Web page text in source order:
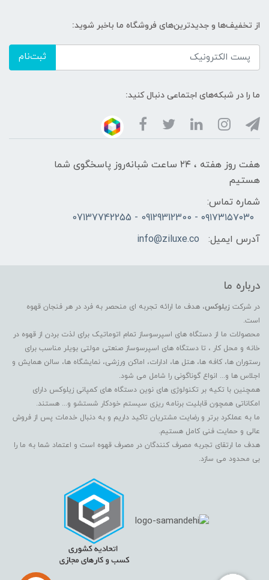
از تخفیف‌ها و جدیدترین‌های فروشگاه ما باخبر شوید:
ثبت‌نام
ما را در شبکه‌های اجتماعی دنبال کنید:
هفت روز هفته ، ۲۴ ساعت شبانه‌روز پاسخگوی شما
هستیم
شماره تماس:
۰۹۱۷۳۱۵۷۰۳۰ - 09129312300 - 07137742255
آدرس ایمیل:
info@ziluxe.co
درباره ما
در شرکت زیلوکس، هدف ما ارائه تجربه ای منحصر به فرد در هر فنجان قهوه
است.
محصولات ما از دستگاه های اسپرسوساز تمام اتوماتیک برای لذت بردن از قهوه در
خانه و محل کار ، تا دستگاه های اسپرسوساز صنعتی مولتی بویلر مناسب برای
رستوران ها، کافه ها، هتل ها، ادارات، اماکن ورزشی، نمایشگاه ها، سالن همایش و
اجلاس ها و... انواع گوناگونی را شامل می شود.
همچنین با تکیه بر تکنولوژی های نوین دستگاه های کمپانی زیلوکس دارای
امکاناتی همچون قابلیت برنامه ریزی سیستم خودکار شستشو و... هستند.
ما به عملکرد برتر و رضایت مشتریان تاکید داریم و به دنبال خدمات پس از فروش
عالی و حمایت فنی کامل هستیم.
هدف ما ارتقای تجربه مصرف کنندگان در مصرف قهوه است و اعتماد شما به ما را
بی محدود می سازد.